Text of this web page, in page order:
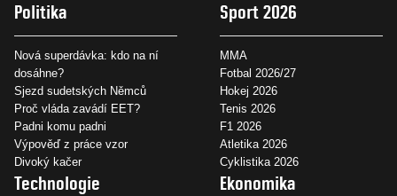
Politika
Nová superdávka: kdo na ní
dosáhne?
Sjezd sudetských Němců
Proč vláda zavádí EET?
Padni komu padni
Výpověď z práce vzor
Divoký kačer
Sport 2026
MMA
Fotbal 2026/27
Hokej 2026
Tenis 2026
F1 2026
Atletika 2026
Cyklistika 2026
Technologie Ekonomika